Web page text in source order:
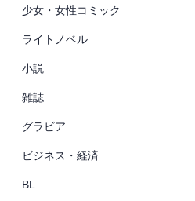
少女・女性コミック
ライトノベル
小説
雑誌
グラビア
ビジネス・経済
BL